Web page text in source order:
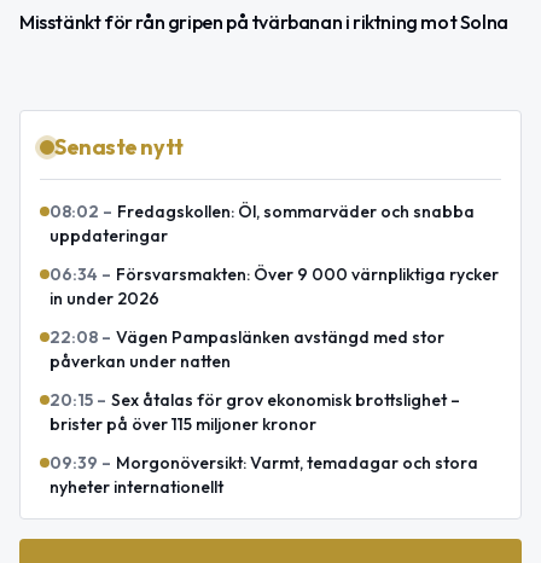
Misstänkt för rån gripen på tvärbanan i riktning mot Solna
Senaste nytt
08:02 – Fredagskollen: Öl, sommarväder och snabba
uppdateringar
06:34 – Försvarsmakten: Över 9 000 värnpliktiga rycker
in under 2026
22:08 – Vägen Pampaslänken avstängd med stor
påverkan under natten
20:15 – Sex åtalas för grov ekonomisk brottslighet –
brister på över 115 miljoner kronor
09:39 – Morgonöversikt: Varmt, temadagar och stora
nyheter internationellt